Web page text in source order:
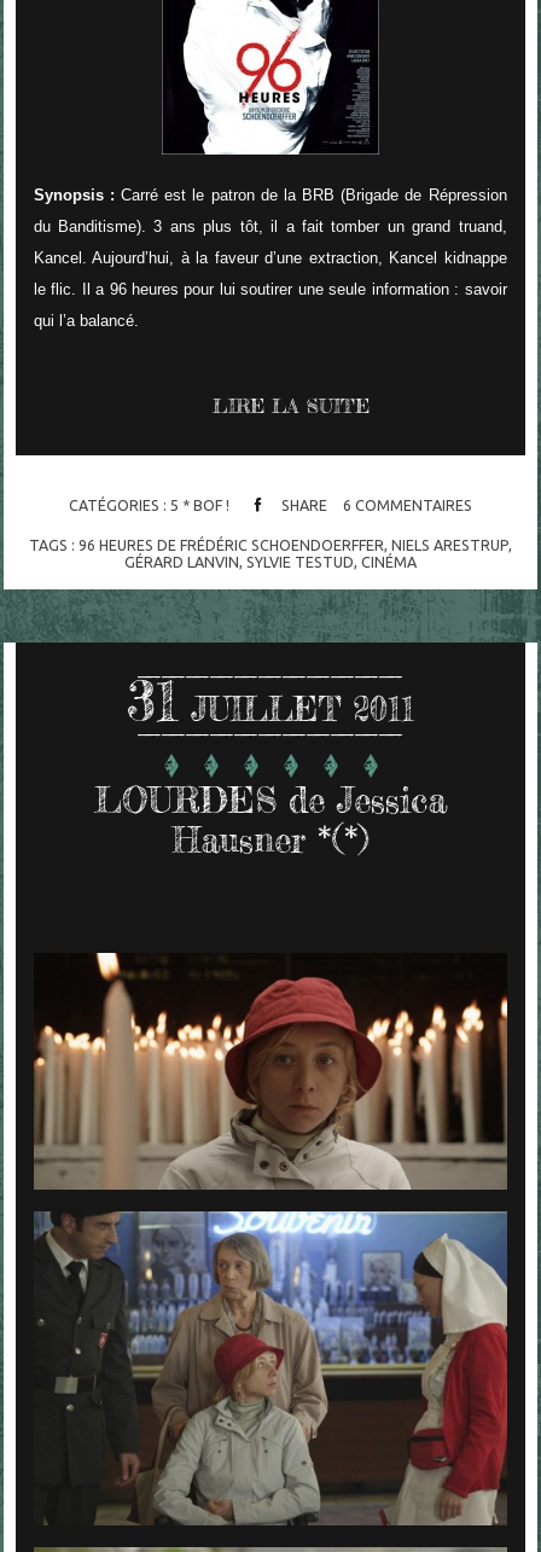
Synopsis : Carré est le patron de la BRB (Brigade de Répression
du Banditisme). 3 ans plus tôt, il a fait tomber un grand truand,
Kancel. Aujourd’hui, à la faveur d’une extraction, Kancel kidnappe
le flic. Il a 96 heures pour lui soutirer une seule information : savoir
qui l’a balancé.
LIRE LA SUITE
CATÉGORIES : 5 * BOF ! SHARE 6 COMMENTAIRES
TAGS : 96 HEURES DE FRÉDÉRIC SCHOENDOERFFER NIELS ARESTRUP,
GÉRARD LANVIN SYLVIE TESTUD CINÉMA
31 JUILLET 2011
LOURDES de Jessica
Hausner *(*)